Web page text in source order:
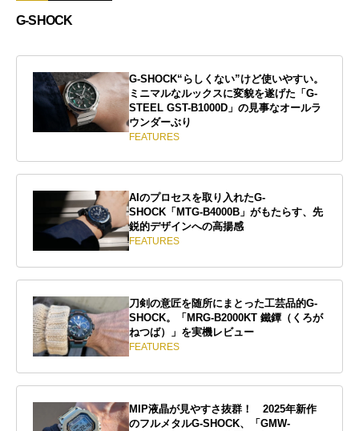
G-SHOCK
G-SHOCK“らしくない”けど使いやすい。
ミニマルなルックスに変貌を遂げた「G-
STEEL GST-B1000D」の見事なオールラ
ウンダーぶり
FEATURES
AIのプロセスを取り入れたG-
SHOCK「MTG-B4000B」がもたらす、先
鋭的デザインへの高揚感
FEATURES
刀剣の意匠を随所にまとった工芸品的G-
SHOCK。「MRG-B2000KT 鐵鐔（くろが
ねつば）」を実機レビュー
FEATURES
MIP液晶が見やすさ抜群！ 2025年新作
のフルメタルG-SHOCK、「GMW-